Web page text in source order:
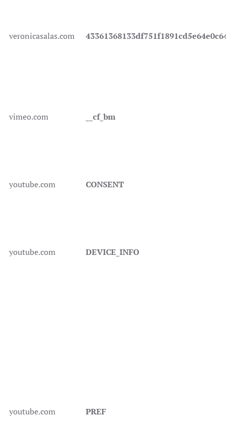
veronicasalas.com
vimeo.com __cf_bm
youtube.com CONSENT
youtube.com DEVICE_INFO
youtube.com PREF